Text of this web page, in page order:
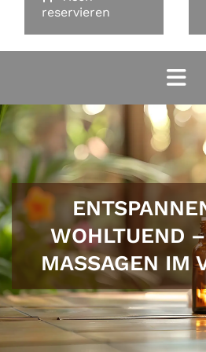
reservieren
WOHLTUEND
MASSAGEN IM